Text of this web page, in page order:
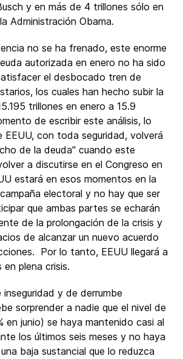
y en más de 4 trillones sólo en
Administración Obama.
no se ha frenado, este enorme
autorizada en enero no ha sido
el desbocado tren de
los cuales han hecho subir la
trillones en enero a 15.9
de escribir este análisis, lo
EEUU, con toda seguridad, volverá
de la deuda" cuando este
a discutirse en el Congreso en
estará en esos momentos en la
electoral y no hay que ser
que ambas partes se echarán
de la prolongación de la crisis y
de alcanzar un nuevo acuerdo
Por lo tanto, EEUU llegará a
plena crisis.
y de derrumbe
sorprender a nadie que el nivel de
en junio) se haya mantenido casi al
los últimos seis meses y no haya
baja sustancial que lo reduzca